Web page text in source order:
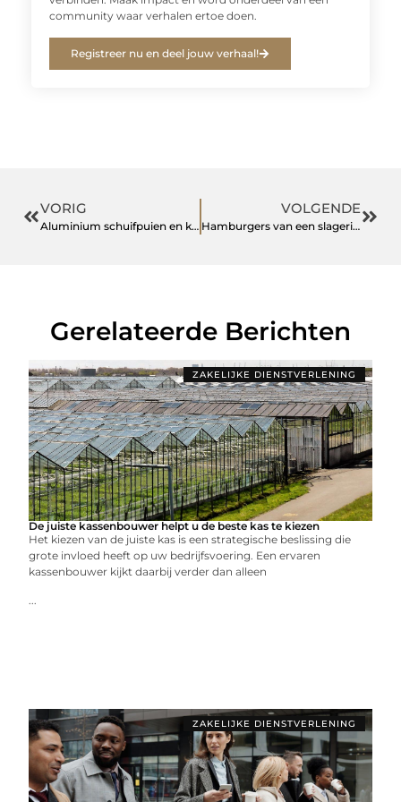
community waar verhalen ertoe doen.
Registreer nu en deel jouw verhaal!
VORIG
Aluminium schuifpuien en kozijnen: comfortabel wonen met een slimme keuze
VOLGENDE
Hamburgers van een slagerij in Noordoostpolder
Gerelateerde Berichten
ZAKELIJKE DIENSTVERLENING
De juiste kassenbouwer helpt u de beste kas te kiezen
Het kiezen van de juiste kas is een strategische beslissing die
grote invloed heeft op uw bedrijfsvoering. Een ervaren
kassenbouwer kijkt daarbij verder dan alleen
...
ZAKELIJKE DIENSTVERLENING